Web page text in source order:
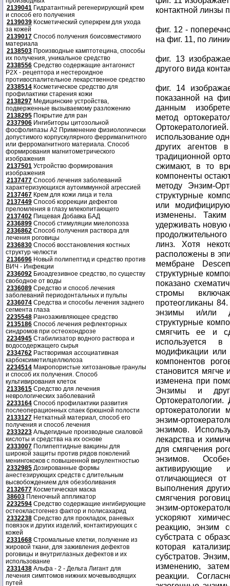
2139041 Гидратантный регенерирующий крем
и способ его получения
2139039 Косметический суперкрем для ухода
за кожей
2139017 Способ получения боисовместимого
материала
2138503 Производные камптотецина, способы
их получения, уникальное средство
2338556 Средство содержащие антагонист
Р2Х - рецептора и нестероидное
противоспалительное лекарственное средство
2338514 Косметическое средство для
профилактики старения кожи
2138297 Медицинские устройства,
подверженные вызываемому разложению
2138295 Покрытие для ран
2337906 Ингибиторы цитозольной
фосфолипазы А2 Применение физиологически
допустимого корпускулярного ферримагнитного
или ферромагнитного материала. Способ
формирования магнитометрического
изображения
2137501 Устройство формирования
изображения
2137477 Способ лечения заболеваний
характеризующихся аутоиммунной агрессией
2137467 Крем для кожи лица и тела
2137449 Способ коррекции дефектов
преломления в глазу млекопитающего
2137402 Пищевая Добавка БАД
2336899 Способ стимуляции миелопоэза
2336862 Способ получения раствора для
лечения роговицы
2336830 Способ восстановления костных
структур челюсти
2136696 Новый полипептид и средство против
ВИЧ - Инфекции
2336092 Биоадгезивное средство, по существу
свободное от воды
2336089 Средство и способ лечения
заболеваний периодонтальных и пульпы
2336074 Средства и способы лечения заднего
сегмента глаза
2235548 Ранозаживляющее средство
2135186 Способ лечения рефлекторных
синдромов при остеохондрозе
2234945 Стабилизатор водного раствора и
водосодержащего сырья
2334762 Растворимая ассоциативная
карбоксиметилцеллюлоза
2234514 Макропористые хитозановые гранулы
и способ их получения. Способ
культивирования клеток
2133615 Средство для лечения
неврологических заболеваний
2233164 Способ профилактики развития
послеоперационных спаек брюшной полости
2133127 Неткатный материал, способ его
получения и способ лечения
2333223 Альдегидные производные сиаловой
кислоты и средства на их основе
2333007 Полипептидные вакцины для
широкой защиты против рядов поколений
менингококов с повышенной вирулентностью
2332985 Дозированные формы
анестезирующих средств с длительным
высвобождением для обезболивания
2132677 Косметическая маска
38603 Пленочный аппликатор
2232594 Средство содержащие ингибирующие
остеокластогенез фактор и полисахарид
2332238 Средство для прокладок, раневых
повязок и других изделий, контактирующих с
кожей
2331668 Стромальные клетки, получение из
жировой ткани, для заживления дефектов
роговицы и внутриглазных дефектов и их
использование
2331438 Альфа - 2 - Дельта Лигант для
лечения симптомов нижних мочевыводящих
путей
контактной линзы
фиг. 12 -
на фиг. 11, по
фиг. 13
другого вида
фиг. 14
показанной на
данным
метод
использование
других агентов
традиционной
сжимают, в то
компоненты
методу Энзим-
структурные
или
изменены.
удерживать новую
линз. Хотя
расположены в
мембране
структурные
показано
стромы
протеогликаны
энзимы и/или
структурные
смягчить ее и
используется
модификации или
компонентов
становится
изменена при
Энзимы и
энзим-
энзимов.
лекарства и
для смягчения
энзимов.
активирующие
отличающиеся
выполнения
смягчения
энзим-
ускоряют
реакцию, энзим
субстрата с
которая
субстратов.
изменению,
реакции.